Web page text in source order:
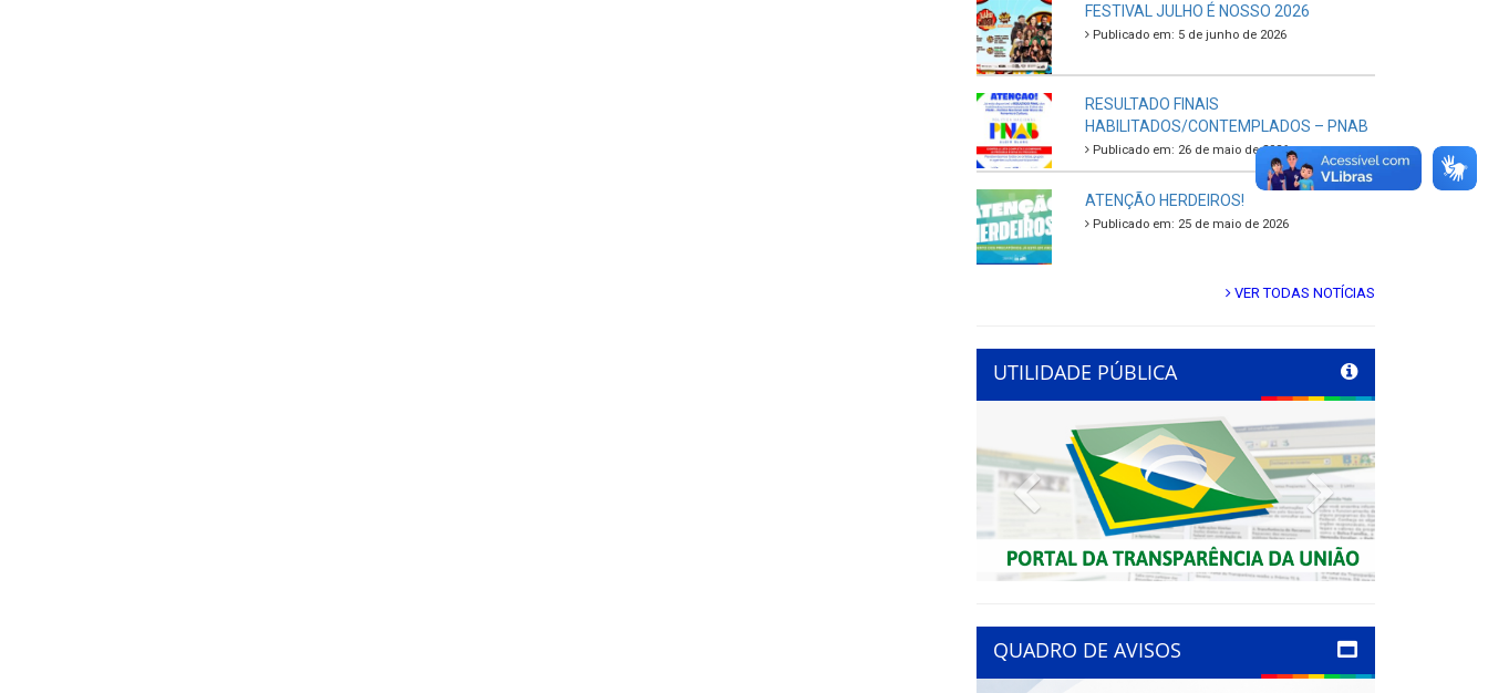
FESTIVAL JULHO É NOSSO 2026
Publicado em: 5 de junho de 2026
RESULTADO FINAIS
HABILITADOS/CONTEMPLADOS – PNAB
Publicado em: 26 de maio de 2026
ATENÇÃO HERDEIROS!
Publicado em: 25 de maio de 2026
VER TODAS NOTÍCIAS
UTILIDADE PÚBLICA
Previous Next
QUADRO DE AVISOS